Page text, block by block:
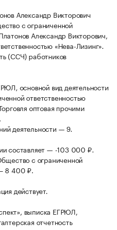
Александр Викторович
с ограниченной
Александр Викторович,
«Нева-Лизинг».
(ССЧ) работников
основной вид деятельности
ответственностью
оптовая прочими
деятельности — 9.
составляет — -103 000 ₽.
с ограниченной
8 400 ₽.
действует.
выписка ЕГРЮЛ,
отчетность